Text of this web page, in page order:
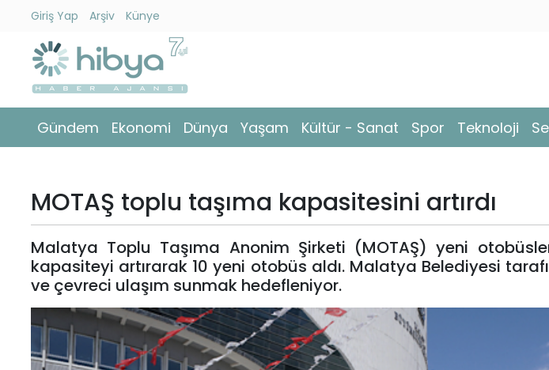
Giriş Yap Arşiv Künye
Gündem Ekonomi Dünya Yaşam Kültür - Sanat Spor Teknoloji
Gündem
Ekonomi
Yaşam
Kültür
Sanat
Spor
MOTAŞ toplu taşıma kapasitesini artırdı
Malatya Toplu Taşıma Anonim Şirketi (MOTAŞ) yeni
kapasiteyi artırarak 10 yeni otobüs aldı. Malatya Belediyesi
ve çevreci ulaşım sunmak hedefleniyor.